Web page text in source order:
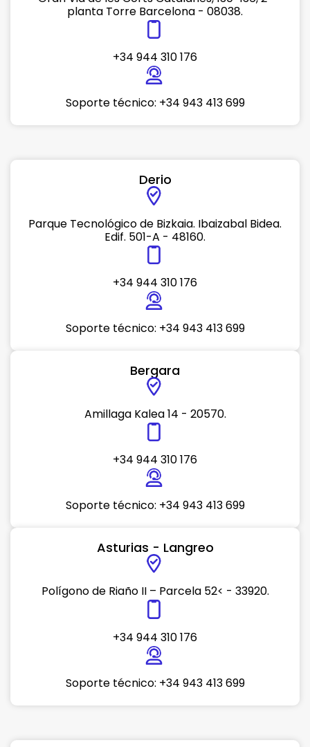
planta Torre Barcelona - 08038.
+34 944 310 176
Soporte técnico: +34 943 413 699
Derio
Parque Tecnológico de Bizkaia. Ibaizabal Bidea.
Edif. 501-A - 48160.
+34 944 310 176
Soporte técnico: +34 943 413 699
Bergara
Amillaga Kalea 14 - 20570.
+34 944 310 176
Soporte técnico: +34 943 413 699
Asturias - Langreo
Polígono de Riaño II – Parcela 52< - 33920.
+34 944 310 176
Soporte técnico: +34 943 413 699